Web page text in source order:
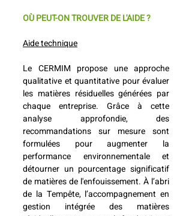
OÙ PEUT-ON TROUVER DE L'AIDE ?
Aide technique
Le CERMIM propose une approche
qualitative et quantitative pour évaluer
les matières résiduelles générées par
chaque entreprise. Grâce à cette
analyse approfondie, des
recommandations sur mesure sont
formulées pour augmenter la
performance environnementale et
détourner un pourcentage significatif
de matières de l'enfouissement. À l’abri
de la Tempête, l’accompagnement en
gestion intégrée des matières